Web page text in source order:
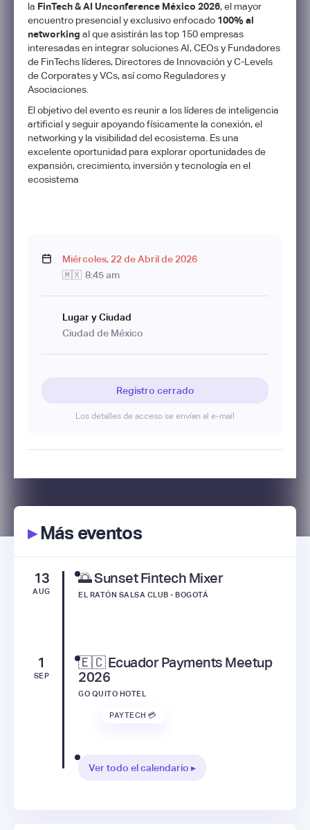
la FinTech & AI Unconference México 2026, el mayor
encuentro presencial y exclusivo enfocado 100% al
networking al que asistirán las top 150 empresas
interesadas en integrar soluciones AI, CEOs y Fundadores
de FinTechs líderes, Directores de Innovación y C-Levels
de Corporates y VCs, así como Reguladores y
Asociaciones.
​El objetivo del evento es reunir a los líderes de inteligencia
artificial y seguir apoyando físicamente la conexión, el
networking y la visibilidad del ecosistema. Es una
excelente oportunidad para explorar oportunidades de
expansión, crecimiento, inversión y tecnología en el
ecosistema
Miércoles, 22deAbrilde 2026
🇲🇽 8:45 am
Lugar y Ciudad
Ciudad de México
Registro cerrado
Los detalles de acceso se envían al e-mail
▸Más eventos
13
AUG
🌅 Sunset Fintech Mixer
EL RATÓN SALSA CLUB - BOGOTÁ
1
SEP
🇪🇨 Ecuador Payments Meetup
2026
GO QUITO HOTEL
PAYTECH 💳
Ver todo el calendario ▸